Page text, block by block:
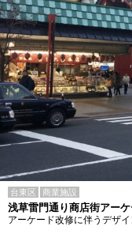
台東区 商業施設
浅草雷門通り商店街アーケ
アーケード改修に伴うデザ